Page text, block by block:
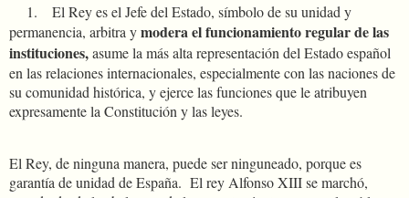
1.
El Rey es el Jefe del Estado, símbolo de su unidad y
permanencia, arbitra ymodera el funcionamiento regular de las
instituciones,asume la más alta representación del Estado español
en las relaciones internacionales, especialmente con las naciones de
su comunidad histórica, y ejerce las funciones que le atribuyen
expresamente la Constitución y las leyes.
El Rey, de ninguna manera, puede ser ninguneado, porque es
garantía de unidad de España. El rey Alfonso XIII se marchó,